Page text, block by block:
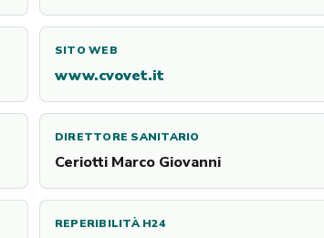
SITO WEB
www.cvovet.it
DIRETTORE SANITARIO
Ceriotti Marco Giovanni
REPERIBILITÀ H24